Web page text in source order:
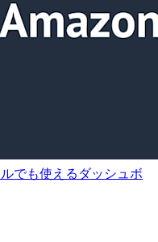
でも使えるダッシュボ